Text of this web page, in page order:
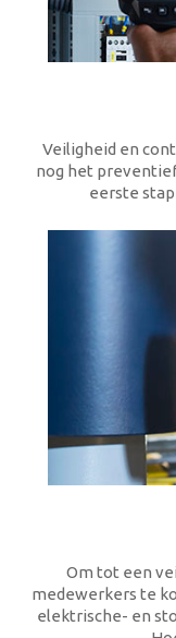
Veiligheid en
nog het
eerste
Om tot een
medewerkers te
elektrische- en